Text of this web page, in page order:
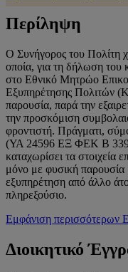
Περίληψη
Ο Συνήγορος του Πολίτη
οποία, για τη δήλωση του
στο Εθνικό Μητρώο
Εξυπηρέτησης Πολιτών
παρουσία, παρά την
την προσκόμιση
φροντιστή. Πράγματι,
(ΥΑ 24596 ΕΞ ΦΕΚ Β
καταχωρίσει τα στοιχεία
μόνο με φυσική
εξυπηρέτηση από άλλο
πληρεξούσιο.
Εμφάνιση περισσότερων
Διοικητικό